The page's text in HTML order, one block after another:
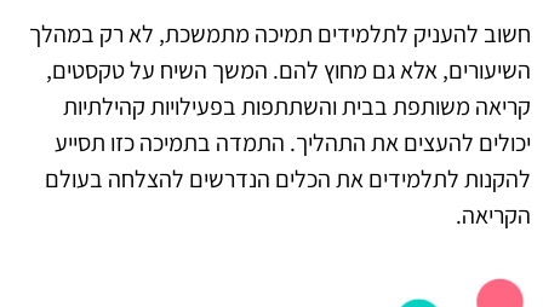
חשוב להעניק לתלמידים תמיכה מתמשכת, לא רק במהלך
השיעורים, אלא גם מחוץ להם. המשך השיח על טקסטים,
קריאה משותפת בבית והשתתפות בפעילויות קהילתיות
יכולים להעצים את התהליך. התמדה בתמיכה כזו תסייע
להקנות לתלמידים את הכלים הנדרשים להצלחה בעולם
הקריאה.